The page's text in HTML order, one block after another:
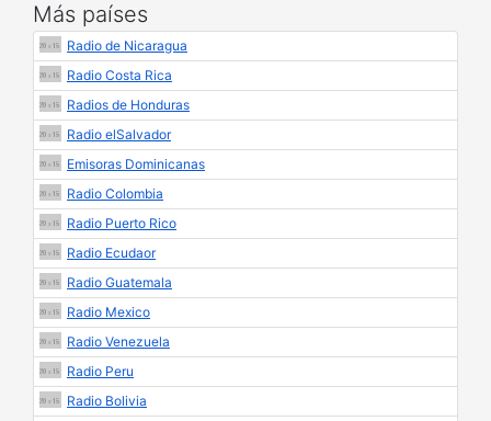
Más países
Radio de Nicaragua
Radio Costa Rica
Radios de Honduras
Radio elSalvador
Emisoras Dominicanas
Radio Colombia
Radio Puerto Rico
Radio Ecudaor
Radio Guatemala
Radio Mexico
Radio Venezuela
Radio Peru
Radio Bolivia